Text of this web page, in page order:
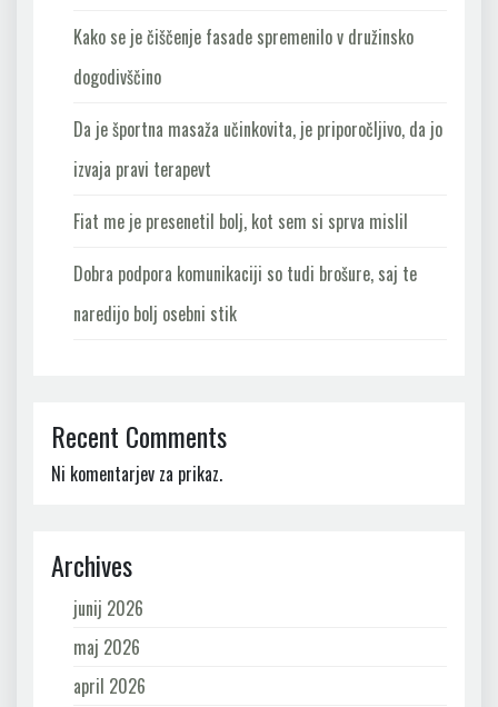
Kako se je čiščenje fasade spremenilo v družinsko
dogodivščino
Da je športna masaža učinkovita, je priporočljivo, da jo
izvaja pravi terapevt
Fiat me je presenetil bolj, kot sem si sprva mislil
Dobra podpora komunikaciji so tudi brošure, saj te
naredijo bolj osebni stik
Recent Comments
Ni komentarjev za prikaz.
Archives
junij 2026
maj 2026
april 2026